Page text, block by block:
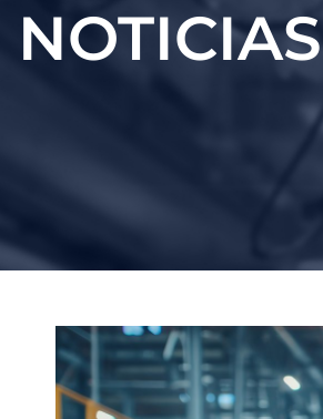
NOTICIAS